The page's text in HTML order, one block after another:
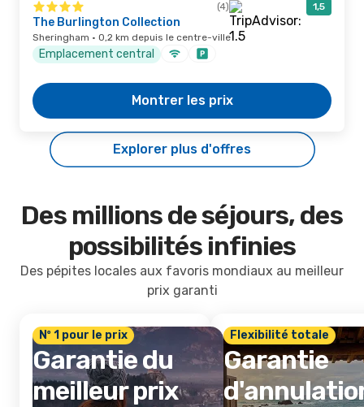
(4) 1,5
The Burlington Collection
Sheringham · 0,2 km depuis le centre-ville
Emplacement central
Montrer les prix
Explorer plus d'offres
Des millions de séjours, des
possibilités infinies
Des pépites locales aux favoris mondiaux au meilleur
prix garanti
Nº 1 pour le prix
Garantie du
meilleur prix
Flexibilité totale
Garantie